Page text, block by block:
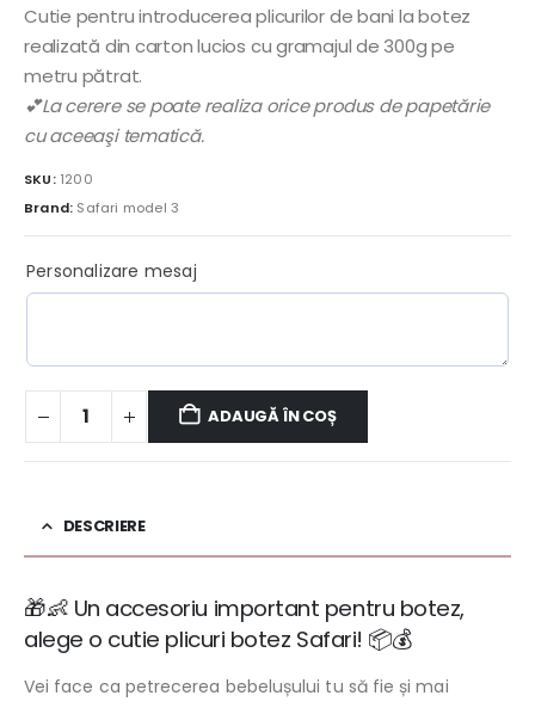
Cutie pentru introducerea plicurilor de bani la botez
realizată din carton lucios cu gramajul de 300g pe
metru pătrat.
💕La cerere se poate realiza orice produs de papetărie
cu aceeaşi tematică.
SKU: 1200
Brand: Safari model 3
Personalizare mesaj
ADAUGĂ ÎN COȘ
DESCRIERE
🎁👶 Un accesoriu important pentru botez,
alege o cutie plicuri botez Safari! 📦💰
Vei face ca petrecerea bebelușului tu să fie și mai